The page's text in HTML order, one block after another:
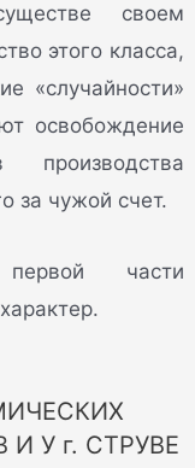
своем
этого класса,
«случайности»
освобождение
производства
за чужой счет.
части
У г. СТРУВЕ